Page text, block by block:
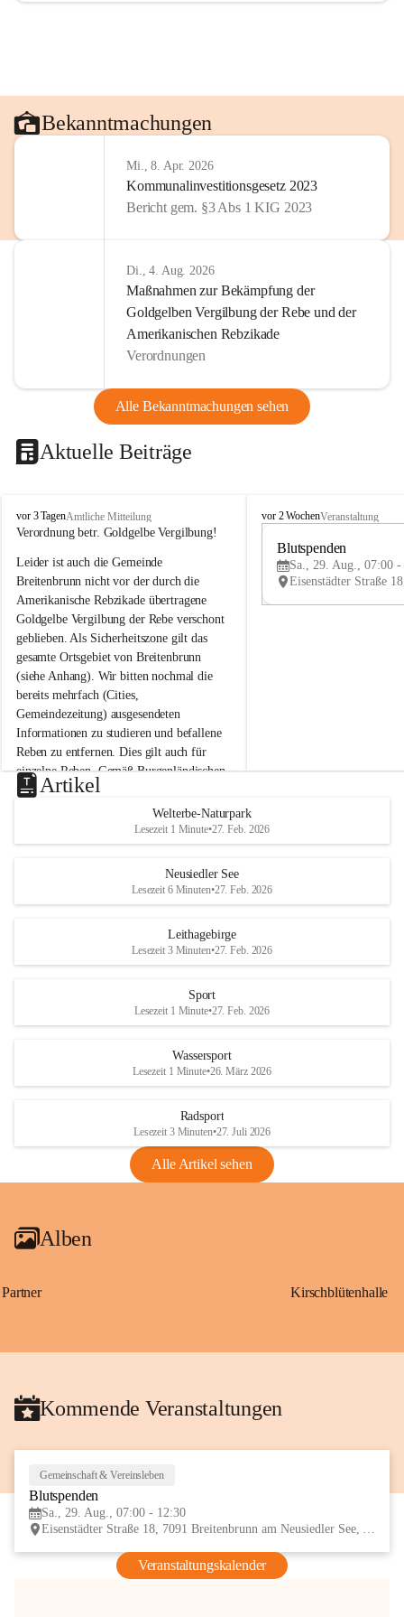
Bekanntmachungen
Mi., 8. Apr. 2026
Kommunalinvestitionsgesetz 2023
Bericht gem. §3 Abs 1 KIG 2023
Di., 4. Aug. 2026
Maßnahmen zur Bekämpfung der
Goldgelben Vergilbung der Rebe und der
Amerikanischen Rebzikade
Verordnungen
Alle Bekanntmachungen sehen
Aktuelle Beiträge
B
r
i
t
e
n
b
r
u
n
n
a
m
N
e
u
s
d
S
vor 3 TagenAmtliche Mitteilung
Verordnung betr. Goldgelbe Vergilbung!
Leider ist auch die Gemeinde
Breitenbrunn nicht vor der durch die
Amerikanische Rebzikade übertragene
Goldgelbe Vergilbung der Rebe verschont
geblieben. Als Sicherheitszone gilt das
gesamte Ortsgebiet von Breitenbrunn
(siehe Anhang). Wir bitten nochmal die
bereits mehrfach (Cities,
Gemeindezeitung) ausgesendeten
Informationen zu studieren und befallene
Reben zu entfernen. Dies gilt auch für
einzelne Reben. Gemäß Burgenländischen
Weinbaugesetz sind nicht gepflegte oder
unzulässige Weingärten zu roden! Bitte
helfen wir zusammen um unsere Winzer
vor den prognostizierten Ernteausfällen
und den daraus folgenden wirtschaftlichen
Maßnahmen zur Bekämpfung
Rebe und der Amerikanischen
Anhang VBl. EU Nr. 18
1 Seite•1,4 MB
VBl. EU Nr. 18_2026
B
e
u
e
d
r
S
vor 2 WochenVeranstaltung
Blutspenden
Sa., 29. Aug., 07:00 -
Artikel
Welterbe-Naturpark
Lesezeit 1 Minute•27. Feb. 2026
Neusiedler See
Lesezeit 6 Minuten•27. Feb. 2026
Leithagebirge
Lesezeit 3 Minuten•27. Feb. 2026
Sport
Lesezeit 1 Minute•27. Feb. 2026
Wassersport
Lesezeit 1 Minute•26. März 2026
Radsport
Lesezeit 3 Minuten•27. Juli 2026
Alle Artikel sehen
Alben
Partner Kirschblütenhalle
Kommende Veranstaltungen
Gemeinschaft & Vereinsleben
Blutspenden
Sa., 29. Aug., 07:00 - 12:30
Eisenstädter Straße 18, 7091 Breitenbrunn am Neusiedler See, AUT
Veranstaltungskalender